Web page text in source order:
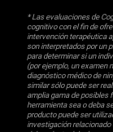
* Las evaluaciones de
cognitivo con el fin de
intervención terapéutica
son interpretados por un
para determinar si un
(por ejemplo, un examen
diagnóstico médico de
similar sólo puede ser
amplia gama de posibles
herramienta sea o deba
producto puede ser
investigación